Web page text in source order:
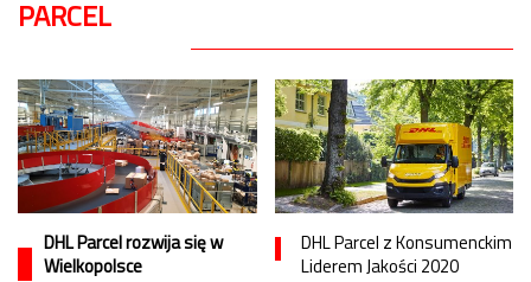
PARCEL
DHL Parcel rozwija się w
Wielkopolsce
DHL Parcel z Konsumenckim
Liderem Jakości 2020